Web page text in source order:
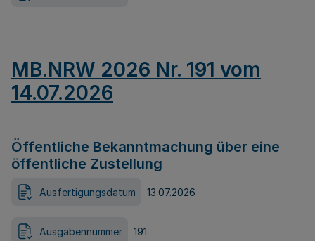
MB.NRW 2026 Nr. 191 vom
14.07.2026
Öffentliche Bekanntmachung über eine
öffentliche Zustellung
Ausfertigungsdatum 13.07.2026
Ausgabennummer 191